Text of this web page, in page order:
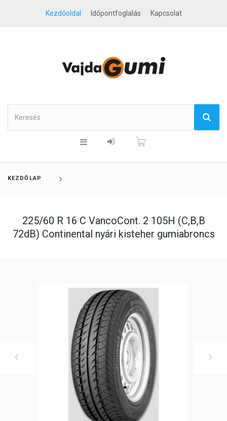
Kezdőoldal Időpontfoglalás Kapcsolat
KEZDŐLAP
225/60 R 16 C VancoCont. 2 105H (C,B,B
72dB) Continental nyári kisteher gumiabroncs